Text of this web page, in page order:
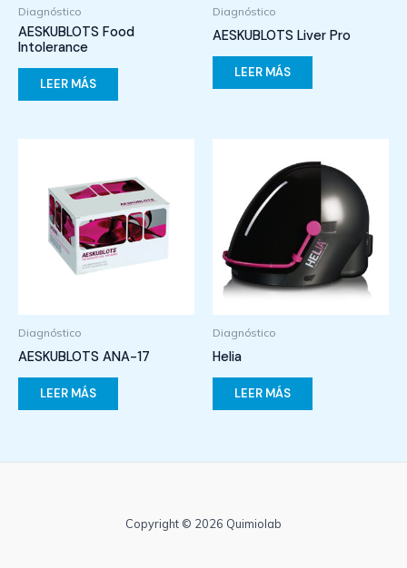
Diagnóstico
AESKUBLOTS Food
Intolerance
LEER MÁS
Diagnóstico
AESKUBLOTS Liver Pro
LEER MÁS
Diagnóstico
AESKUBLOTS ANA-17
LEER MÁS
Diagnóstico
Helia
LEER MÁS
Copyright © 2026 Quimiolab